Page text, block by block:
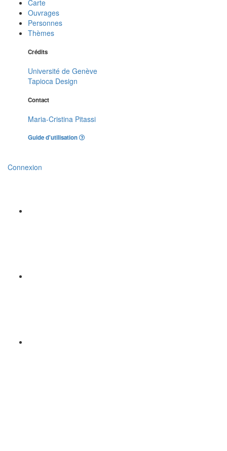
Carte
Ouvrages
Personnes
Thèmes
Crédits
Université de Genève
Tapioca Design
Contact
Maria-Cristina Pitassi
Guide d'utilisation
Connexion